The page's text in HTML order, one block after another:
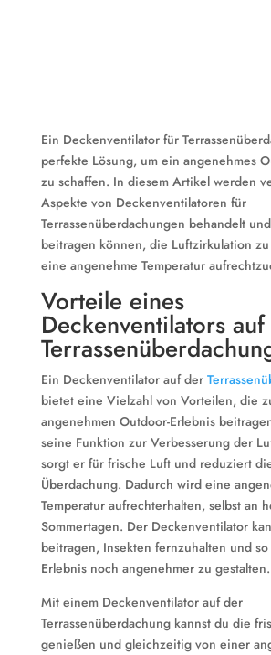
Ein Deckenventilator für
perfekte Lösung, um ein angenehmes
zu schaffen. In diesem Artikel werden
Aspekte von Deckenventilatoren für
Terrassenüberdachungen behandelt
beitragen können, die Luftzirkulation
eine angenehme Temperatur
Vorteile eines
Deckenventilators
Ein Deckenventilator auf der
bietet eine Vielzahl von Vorteilen, die
angenehmen Outdoor-Erlebnis
seine Funktion zur Verbesserung der
sorgt er für frische Luft und reduziert
Überdachung. Dadurch wird eine
Temperatur aufrechterhalten, selbst an
Sommertagen. Der Deckenventilator
beitragen, Insekten fernzuhalten und
Erlebnis noch angenehmer zu gestalten.
Mit einem Deckenventilator auf der
Terrassenüberdachung kannst du die
genießen und gleichzeitig von einer